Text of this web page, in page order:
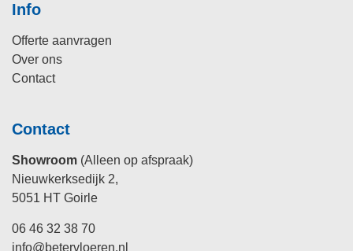
Info
Offerte aanvragen
Over ons
Contact
Contact
Showroom (Alleen op afspraak)
Nieuwkerksedijk 2,
5051 HT Goirle
06 46 32 38 70
info@betervloeren.nl